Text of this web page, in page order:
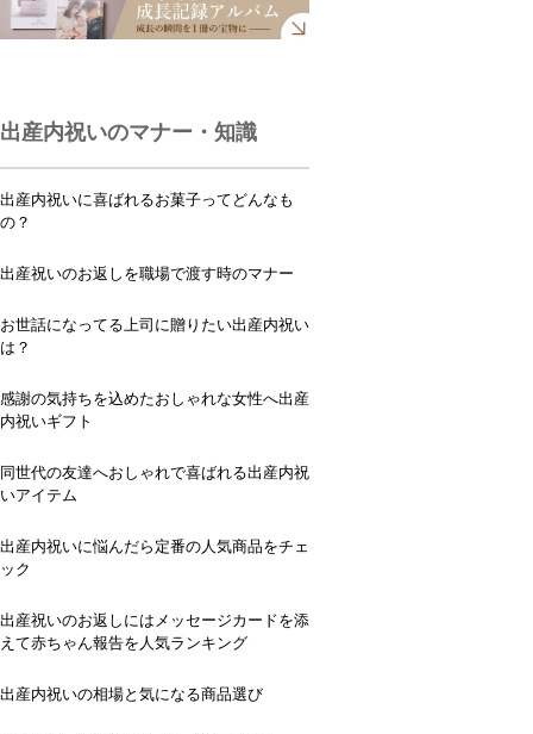
出産内祝いのマナー・知識
出産内祝いに喜ばれるお菓子ってどんなも
の？
出産祝いのお返しを職場で渡す時のマナー
お世話になってる上司に贈りたい出産内祝い
は？
感謝の気持ちを込めたおしゃれな女性へ出産
内祝いギフト
同世代の友達へおしゃれで喜ばれる出産内祝
いアイテム
出産内祝いに悩んだら定番の人気商品をチェ
ック
出産祝いのお返しにはメッセージカードを添
えて赤ちゃん報告を人気ランキング
出産内祝いの相場と気になる商品選び